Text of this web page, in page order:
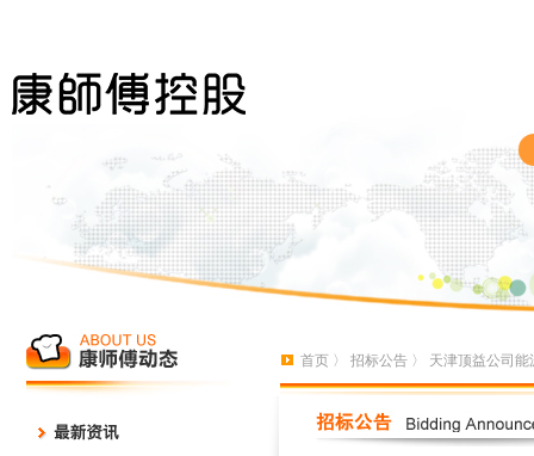
首页 〉 招标公告 〉 天津顶益公司